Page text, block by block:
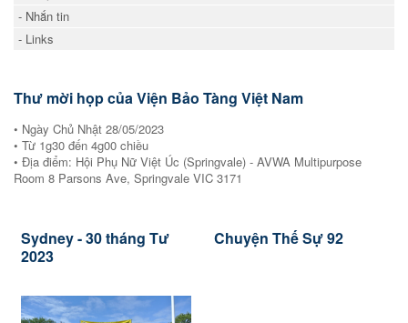
- Nhắn tin
- Links
Thư mời họp của Viện Bảo Tàng Việt Nam
• Ngày Chủ Nhật 28/05/2023
• Từ 1g30 đến 4g00 chiều
• Địa điểm: Hội Phụ Nữ Việt Úc (Springvale) - AVWA Multipurpose
Room 8 Parsons Ave, Springvale VIC 3171
Sydney - 30 tháng Tư
2023
Chuyện Thế Sự 92